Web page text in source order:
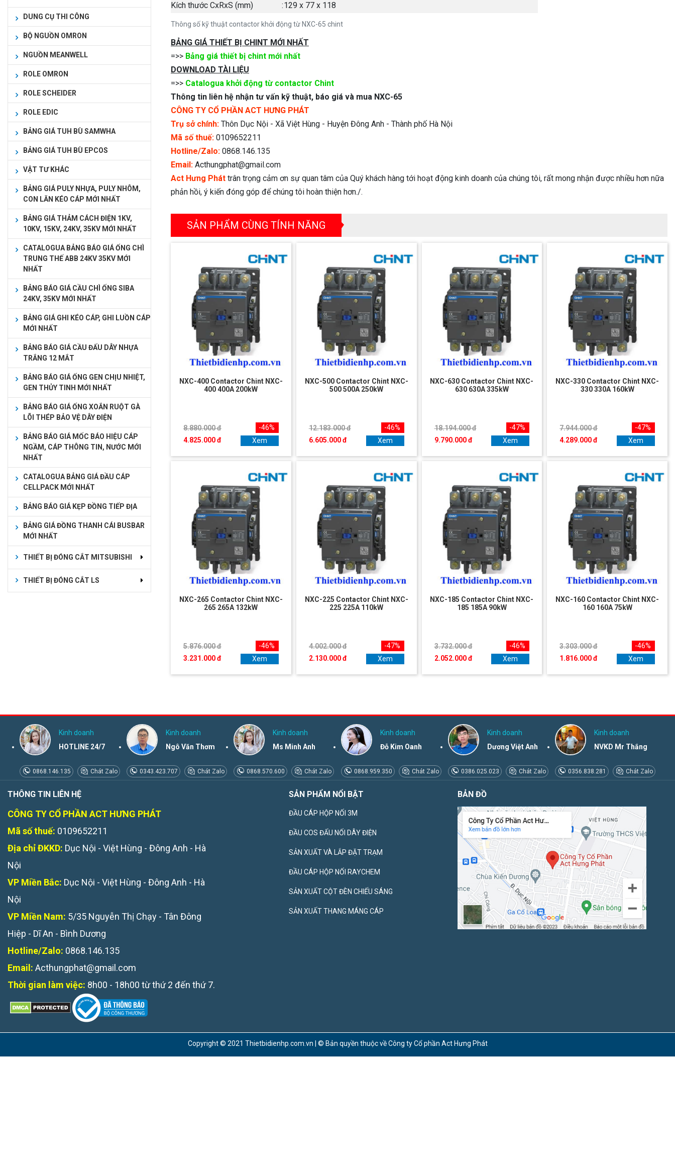
DUNG CỤ THI CÔNG
BỘ NGUỒN OMRON
NGUỒN MEANWELL
ROLE OMRON
ROLE SCHEIDER
ROLE EDIC
BẢNG GIÁ TUH BÙ SAMWHA
BẢNG GIÁ TUH BÙ EPCOS
VẬT TƯ KHÁC
BẢNG GIÁ PULY NHỰA, PULY NHÔM,
CON LĂN KÉO CÁP MỚI NHẤT
BẢNG GIÁ THẢM CÁCH ĐIỆN 1KV,
10KV, 15KV, 24KV, 35KV MỚI NHẤT
CATALOGUA BẢNG BÁO GIÁ ỐNG CHÌ
TRUNG THẾ ABB 24KV 35KV MỚI
NHẤT
BẢNG BÁO GIÁ CẦU CHÌ ỐNG SIBA
24KV, 35KV MỚI NHẤT
BẢNG GIÁ GHI KÉO CÁP, GHI LUỒN CÁP
MỚI NHẤT
BẢNG BÁO GIÁ CẦU ĐẤU DÂY NHỰA
TRẮNG 12 MẮT
BẢNG BÁO GIÁ ỐNG GEN CHỊU NHIỆT,
GEN THỦY TINH MỚI NHẤT
BẢNG BÁO GIÁ ỐNG XOẮN RUỘT GÀ
LÕI THÉP BẢO VỆ DÂY ĐIỆN
BẢNG BÁO GIÁ MỐC BÁO HIỆU CÁP
NGẦM, CÁP THÔNG TIN, NƯỚC MỚI
NHẤT
CATALOGUA BẢNG GIÁ ĐẦU CÁP
CELLPACK MỚI NHẤT
BẢNG BÁO GIÁ KẸP ĐỒNG TIẾP ĐỊA
BẢNG GIÁ ĐỒNG THANH CÁI BUSBAR
MỚI NHẤT
THIẾT BỊ ĐÓNG CẮT MITSUBISHI
THIẾT BỊ ĐÓNG CẮT LS
Thông số kỹ thuật contactor khởi động từ NXC-65 chint
Kích thước CxRxS (mm)
:129 x 77 x 118
BẢNG GIÁ THIẾT BỊ CHINT MỚI NHẤT
=>> Bảng giá thiết bị chint mới nhất
DOWNLOAD TÀI LIỆU
=>> Catalogua khởi động từ contactor Chint
Thông tin liên hệ nhận tư vấn kỹ thuật, báo giá và mua NXC-65
CÔNG TY CỔ PHẦN ACT HƯNG PHÁT
Trụ sở chính: Thôn Dục Nội - Xã Việt Hùng - Huyện Đông Anh - Thành phố Hà Nội
Mã số thuế: 0109652211
Hotline/Zalo: 0868.146.135
Email: Acthungphat@gmail.com
Act Hưng Phát trân trọng cảm ơn sự quan tâm của Quý khách hàng tới hoạt động kinh doanh của chúng tôi, rất mong nhận được nhiều hơn nữa
phản hồi, ý kiến đóng góp để chúng tôi hoàn thiện hơn./.
SẢN PHẨM CÙNG TÍNH NĂNG
NXC-400 Contactor Chint NXC-
400 400A 200kW
8.880.000 đ
4.825.000 đ
-46%
Xem
NXC-500 Contactor Chint NXC-
500 500A 250kW
12.183.000 đ
6.605.000 đ
-46%
Xem
NXC-630 Contactor Chint NXC-
630 630A 335kW
18.194.000 đ
9.790.000 đ
-47%
Xem
NXC-330 Contactor Chint NXC-
330 330A 160kW
7.944.000 đ
4.289.000 đ
-47%
Xem
NXC-265 Contactor Chint NXC-
265 265A 132kW
5.876.000 đ
3.231.000 đ
-46%
Xem
NXC-225 Contactor Chint NXC-
225 225A 110kW
4.002.000 đ
2.130.000 đ
-47%
Xem
NXC-185 Contactor Chint NXC-
185 185A 90kW
3.732.000 đ
2.052.000 đ
-46%
Xem
NXC-160 Contactor Chint NXC-
160 160A 75kW
3.303.000 đ
1.816.000 đ
-46%
Xem
Kinh doanh
HOTLINE 24/7
0868.146.135 Chát Zalo
Kinh doanh
Ngô Văn Thơm
0343.423.707 Chát Zalo
Kinh doanh
Ms Minh Anh
0868.570.600 Chát Zalo
Kinh doanh
Đỗ Kim Oanh
0868.959.350 Chát Zalo
Kinh doanh
Dương Việt Anh
0386.025.023 Chát Zalo
Kinh doanh
NVKD Mr Thắng
0356.838.281 Chát Zalo
THÔNG TIN LIÊN HỆ
CÔNG TY CỔ PHẦN ACT HƯNG PHÁT
Mã số thuế: 0109652211
Địa chỉ ĐKKD: Dục Nội - Việt Hùng - Đông Anh - Hà
Nội
VP Miền Bắc: Dục Nội - Việt Hùng - Đông Anh - Hà
Nội
VP Miền Nam: 5/35 Nguyễn Thị Chạy - Tân Đông
Hiệp - Dĩ An - Bình Dương
Hotline/Zalo: 0868.146.135
Email: Acthungphat@gmail.com
Thời gian làm việc: 8h00 - 18h00 từ thứ 2 đến thứ 7.
SẢN PHẨM NỔI BẬT
ĐẦU CÁP HỘP NỐI 3M
ĐẦU COS ĐẤU NỐI DÂY ĐIỆN
SẢN XUẤT VÀ LẮP ĐẶT TRẠM
ĐẦU CÁP HỘP NỐI RAYCHEM
SẢN XUẤT CỘT ĐÈN CHIẾU SÁNG
SẢN XUẤT THANG MÁNG CÁP
BẢN ĐỒ
Copyright © 2021 Thietbidienhp.com.vn | © Bản quyền thuộc về Công ty Cổ phần Act Hưng Phát